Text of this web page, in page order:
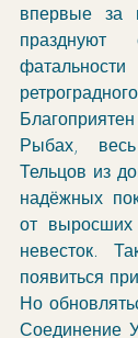
впервые за
Рыбах,
Тельцов из
надёжных
от
невесток.
появиться
Но
Соединение